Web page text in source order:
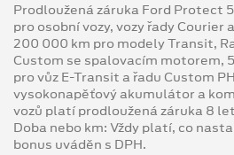
Prodloužená záruka Ford Protect
pro osobní vozy, vozy řady Courier
200 000 km pro modely Transit,
Custom se spalovacím motorem,
pro vůz E-Transit a řadu Custom
vysokonapěťový akumulátor a
vozů platí prodloužená záruka 8
Doba nebo km: Vždy platí, co
bonus uváděn s DPH.